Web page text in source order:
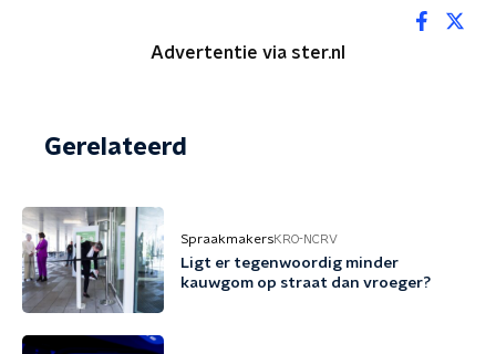
Advertentie via ster.nl
Gerelateerd
SpraakmakersKRO-NCRV
Ligt er tegenwoordig minder
kauwgom op straat dan vroeger?